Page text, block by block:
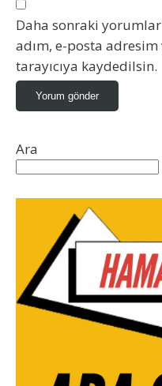
Daha sonraki
adım, e-posta
tarayıcıya kaydedilsin.
Ara